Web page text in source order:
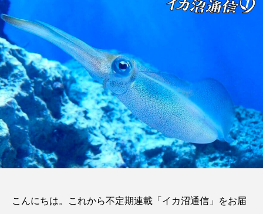
こんにちは。これから不定期連載「イカ沼通信」をお届